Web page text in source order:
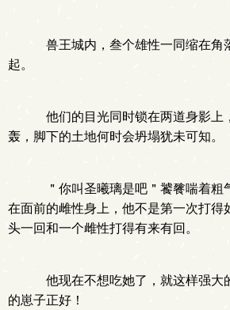
兽王城内，叁个雄性一同缩在角
起。
他们的目光同时锁在两道身影上
轰，脚下的土地何时会坍塌犹未可知。
＂你叫圣曦璃是吧＂饕餮喘着粗
在面前的雌性身上，他不是第一次打得
头一回和一个雌性打得有来有回。
他现在不想吃她了，就这样强大
的崽子正好！